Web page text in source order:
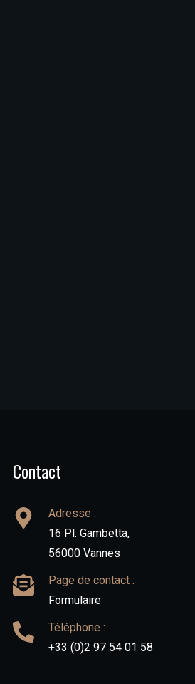
Contact
Adresse :
16 Pl. Gambetta,
56000 Vannes
Page de contact :
Formulaire
Téléphone :
+33 (0)2 97 54 01 58